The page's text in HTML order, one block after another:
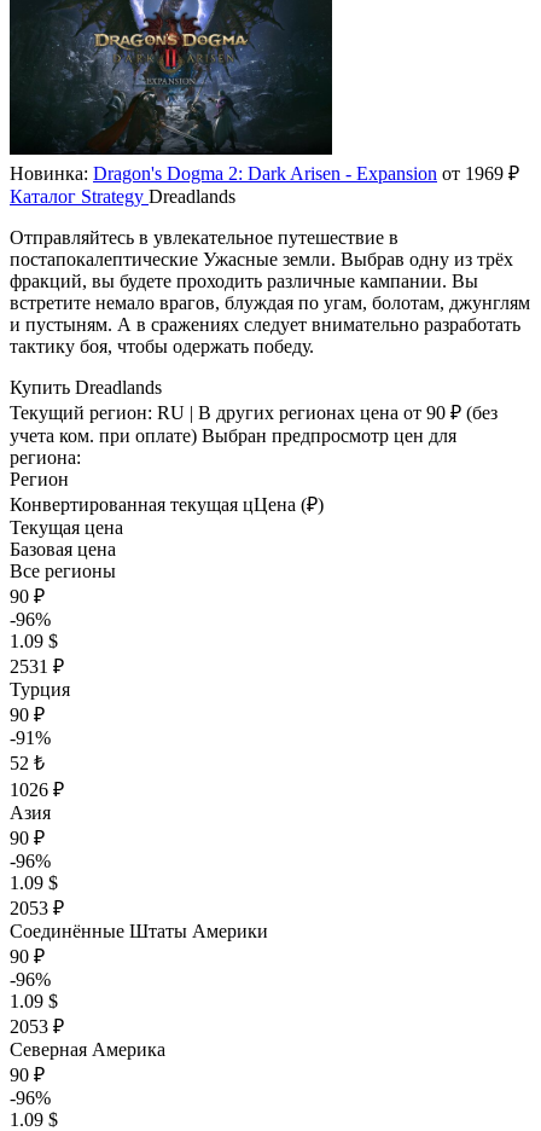
Новинка: Dragon's Dogma 2: Dark Arisen - Expansion от 1969 ₽
Каталог Strategy Dreadlands
Отправляйтесь в увлекательное путешествие в
постапокалептические Ужасные земли. Выбрав одну из трёх
фракций, вы будете проходить различные кампании. Вы
встретите немало врагов, блуждая по угам, болотам, джунглям
и пустыням. А в сражениях следует внимательно разработать
тактику боя, чтобы одержать победу.
Купить Dreadlands
Текущий регион: RU | В других регионах цена от 90 ₽ (без
учета ком. при оплате) Выбран предпросмотр цен для
региона:
Регион
Конвертированная текущая цЦена (₽)
Текущая цена
Базовая цена
Все регионы
90 ₽
-96%
1.09 $
2531 ₽
Турция
90 ₽
-91%
52 ₺
1026 ₽
Азия
90 ₽
-96%
1.09 $
2053 ₽
Соединённые Штаты Америки
90 ₽
-96%
1.09 $
2053 ₽
Северная Америка
90 ₽
-96%
1.09 $